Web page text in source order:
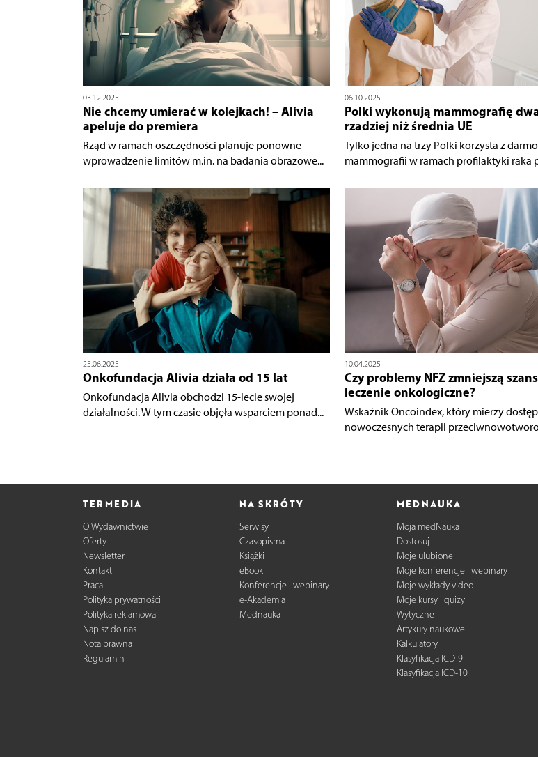
03.12.2025
Nie chcemy umierać w kolejkach! – Alivia
apeluje do premiera
Rząd w ramach oszczędności planuje ponowne
wprowadzenie limitów m.in. na badania obrazowe...
06.10.2025
Polki wykonują mammografię
rzadziej niż średnia UE
Tylko jedna na trzy Polki korzysta z
mammografii w ramach profilaktyki raka
25.06.2025
Onkofundacja Alivia działa od 15 lat
Onkofundacja Alivia obchodzi 15-lecie swojej
działalności. W tym czasie objęła wsparciem ponad...
10.04.2025
Czy problemy NFZ zmniejszą
leczenie onkologiczne?
Wskaźnik Oncoindex, który mierzy
nowoczesnych terapii
TERMEDIA
O Wydawnictwie
Oferty
Newsletter
Kontakt
Praca
Polityka prywatności
Polityka reklamowa
Napisz do nas
Nota prawna
Regulamin
NA SKRÓTY
Serwisy
Czasopisma
Książki
eBooki
Konferencje i webinary
e-Akademia
Mednauka
MEDNAUKA
Moja medNauka
Dostosuj
Moje ulubione
Moje konferencje i webinary
Moje wykłady video
Moje kursy i quizy
Wytyczne
Artykuły naukowe
Kalkulatory
Klasyfikacja ICD-9
Klasyfikacja ICD-10